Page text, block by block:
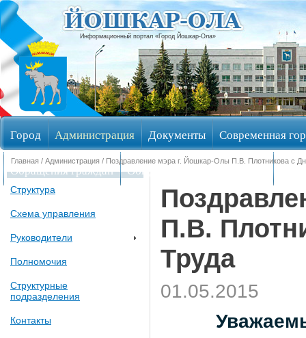
Информационный портал «Город Йошкар-Ола»
Город Администрация Документы Современная
Обращения граждан Общественные обсуждения
Главная / Администрация / Поздравление мэра г. Йошкар-Олы П.В. Плотникова с
Структура
Схема управления
Руководители
Полномочия
Структурные
подразделения
Контакты
П.В.
Труда
01.05.2015